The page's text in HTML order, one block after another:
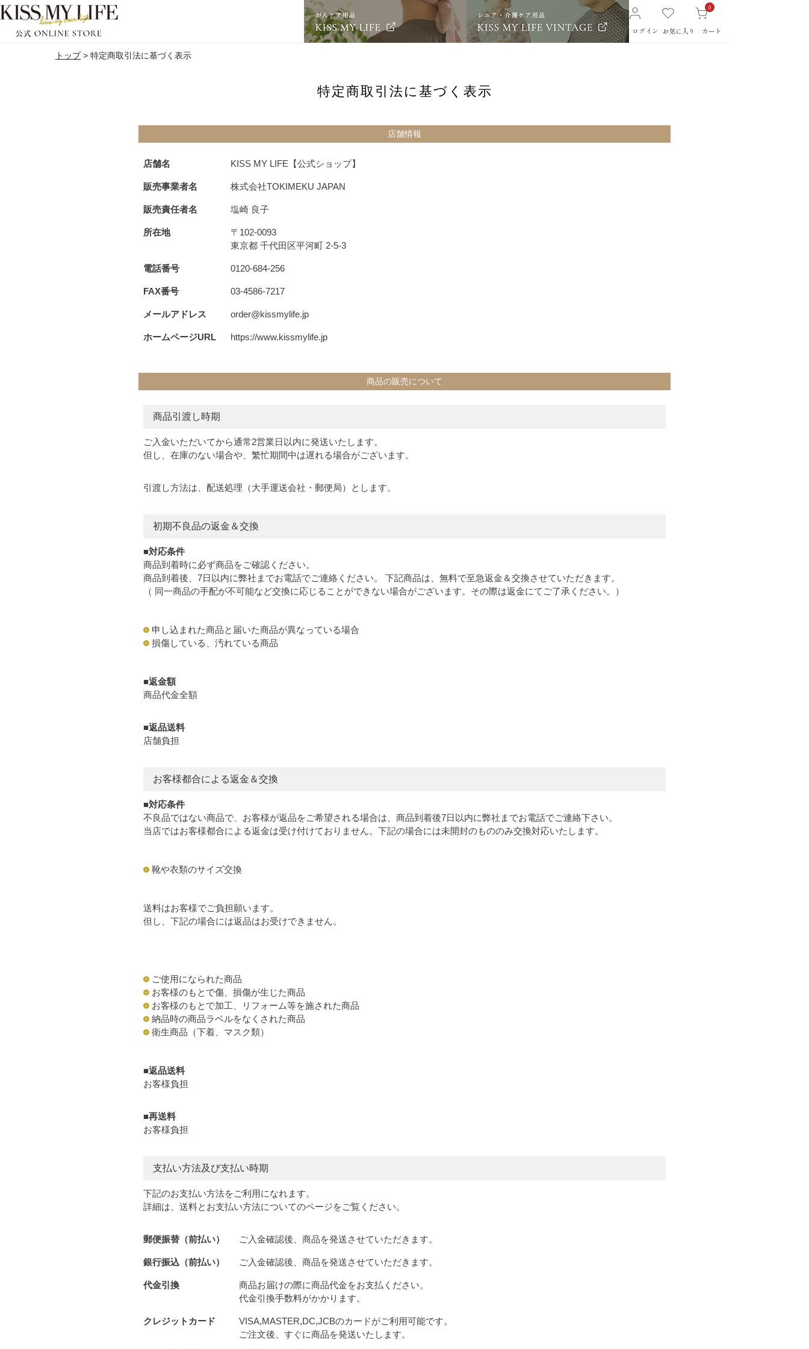
ログイン お気に入り
0
カート
トップ 特定商取引法に基づく表示
特定商取引法に基づく表示
店舗情報
店舗名 KISS MY LIFE【公式ショップ】
販売事業者名 株式会社TOKIMEKU JAPAN
販売責任者名 塩崎 良子
所在地
〒102-0093
東京都 千代田区平河町 2-5-3
電話番号 0120-684-256
FAX番号 03-4586-7217
メールアドレス order@kissmylife.jp
ホームページURL https://www.kissmylife.jp
商品の販売について
商品引渡し時期
ご入金いただいてから通常2営業日以内に発送いたします。
但し、在庫のない場合や、繁忙期間中は遅れる場合がございます。
引渡し方法は、配送処理（大手運送会社・郵便局）とします。
初期不良品の返金＆交換
■対応条件
商品到着時に必ず商品をご確認ください。
商品到着後、7日以内に弊社までお電話でご連絡ください。 下記商品は、無料で至急返金＆交換させていただきます。
（ 同一商品の手配が不可能など交換に応じることができない場合がございます。その際は返金にてご了承ください。）
申し込まれた商品と届いた商品が異なっている場合
損傷している、汚れている商品
■返金額
商品代金全額
■返品送料
店舗負担
お客様都合による返金＆交換
■対応条件
不良品ではない商品で、お客様が返品をご希望される場合は、商品到着後7日以内に弊社までお電話でご連絡下さい。
当店ではお客様都合による返金は受け付けておりません。下記の場合には未開封のもののみ交換対応いたします。
靴や衣類のサイズ交換
送料はお客様でご負担願います。
但し、下記の場合には返品はお受けできません。
ご使用になられた商品
お客様のもとで傷、損傷が生じた商品
お客様のもとで加工、リフォーム等を施された商品
納品時の商品ラベルをなくされた商品
衛生商品（下着、マスク類）
■返品送料
お客様負担
■再送料
お客様負担
支払い方法及び支払い時期
下記のお支払い方法をご利用になれます。
詳細は、送料とお支払い方法についてのページをご覧ください。
郵便振替（前払い） ご入金確認後、商品を発送させていただきます。
銀行振込（前払い） ご入金確認後、商品を発送させていただきます。
代金引換
商品お届けの際に商品代金をお支払ください。
代金引換手数料がかかります。
クレジットカード
VISA,MASTER,DC,JCBのカードがご利用可能です。
ご注文後、すぐに商品を発送いたします。